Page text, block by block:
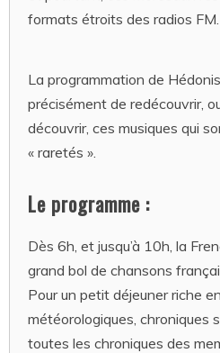
formats étroits des radios FM.
La programmation de
précisément de redécouvrir,
découvrir, ces musiques qui
« raretés ».
Le programme :
Dès 6h, et jusqu’à 10h, la
grand bol de chansons
Pour un petit déjeuner riche
météorologiques, chroniques
toutes les chroniques des